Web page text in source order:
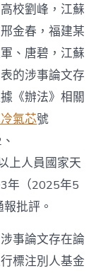
校劉峰，江蘇
金春，福建某
、唐碧，江蘇
的涉事論文存
《辦法》相關
氣芯號
上人員國家天
年（2025年5
批評。
事論文存在論
標注別人基金